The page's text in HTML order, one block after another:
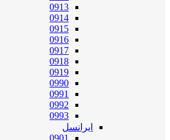
0913
0914
0915
0916
0917
0918
0919
0990
0991
0992
0993
ایرانسل